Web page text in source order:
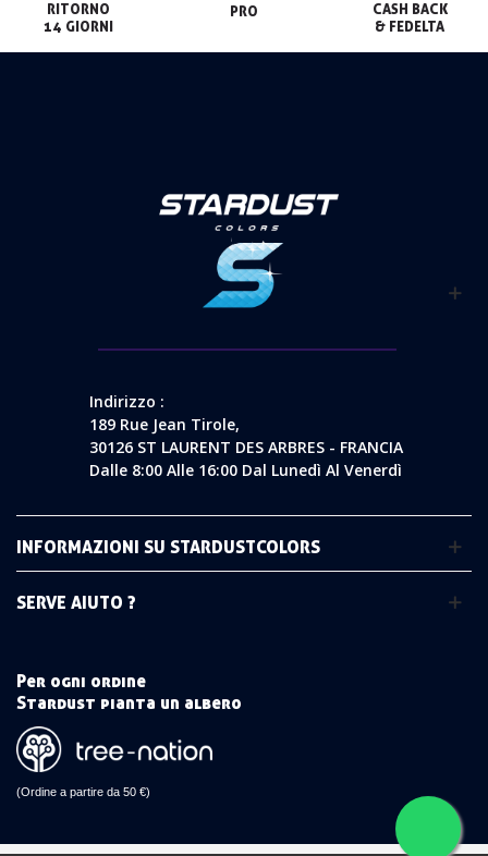
RITORNO
14 GIORNI
PRO
CASH BACK
& FEDELTA
Indirizzo :
189 Rue Jean Tirole,
30126 ST LAURENT DES ARBRES - FRANCIA
Dalle 8:00 Alle 16:00 Dal Lunedì Al Venerdì
INFORMAZIONI SU STARDUSTCOLORS
SERVE AIUTO ?
Per ogni ordine
Stardust pianta un albero
(Ordine a partire da 50 €)